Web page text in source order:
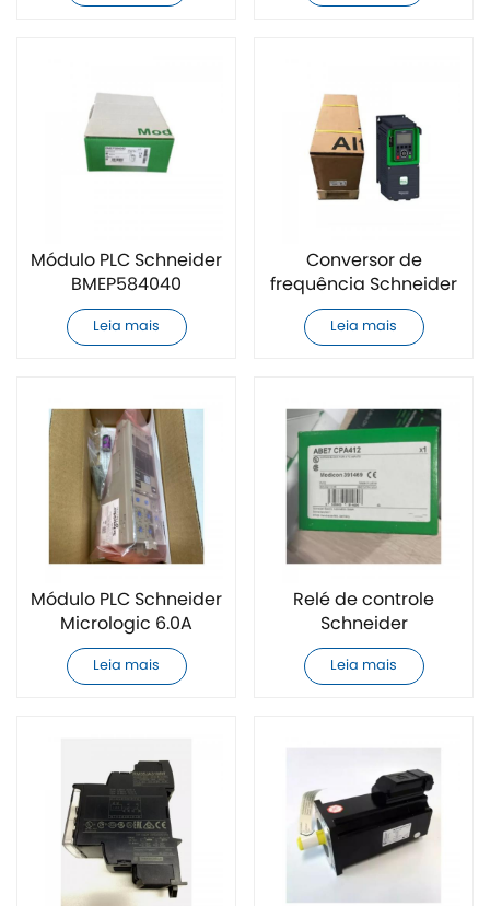
Módulo PLC Schneider
BMEP584040
totalmente novo
Leia mais
Conversor de
frequência Schneider
ATV630D30N4 novo
Leia mais
Módulo PLC Schneider
Micrologic 6.0A
totalmente novo
Leia mais
Relé de controle
Schneider
ABE7CPA412 novo
Leia mais